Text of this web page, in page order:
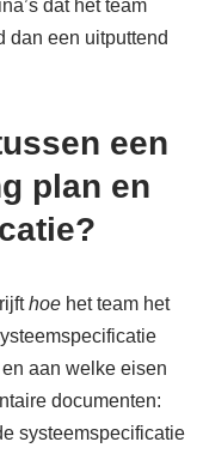
dat het team
dan een uitputtend
een
plan en
hoe het team het
aan welke eisen
documenten:
systeemspecificatie